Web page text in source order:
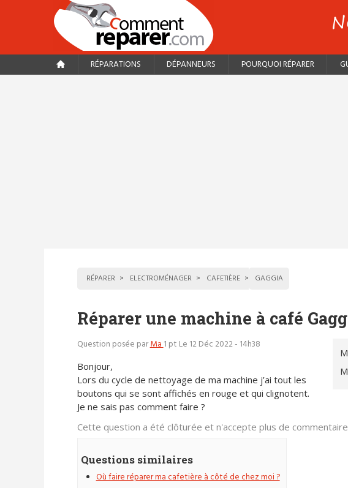
RÉPARATIONS DÉPANNEURS POURQUOI RÉPARER
RÉPARER ELECTROMÉNAGER CAFETIÈRE GAGGIA
Réparer une machine à café
Question posée parMa1 pt Le 12 Déc 2022 - 14h38
Bonjour,
Lors du cycle de nettoyage de ma machine j’ai tout les
boutons qui se sont affichés en rouge et qui clignotent.
Je ne sais pas comment faire ?
Cette question a été clôturée et n'accepte plus de
Questions similaires
Où faire réparer ma cafetière à côté de chez moi ?